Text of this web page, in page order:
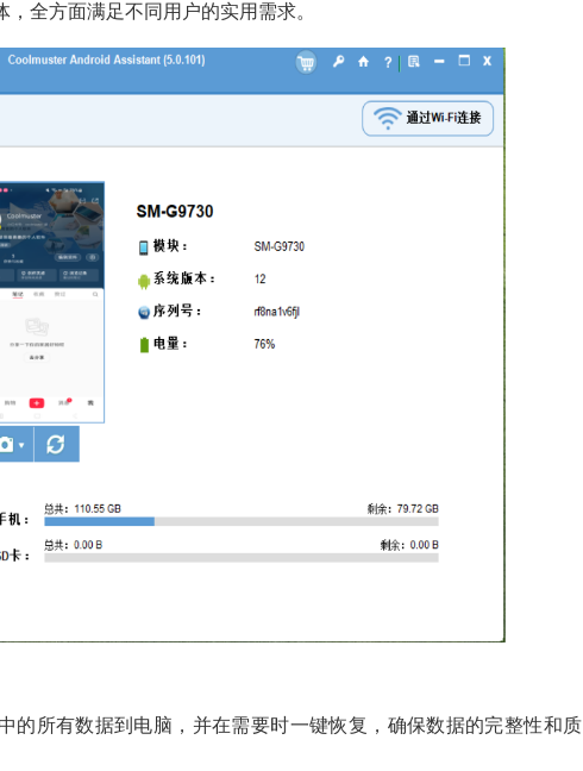
全方面满足不同用户的实用需求。
的所有数据到电脑，并在需要时一键恢复，确保数据的完整性和质